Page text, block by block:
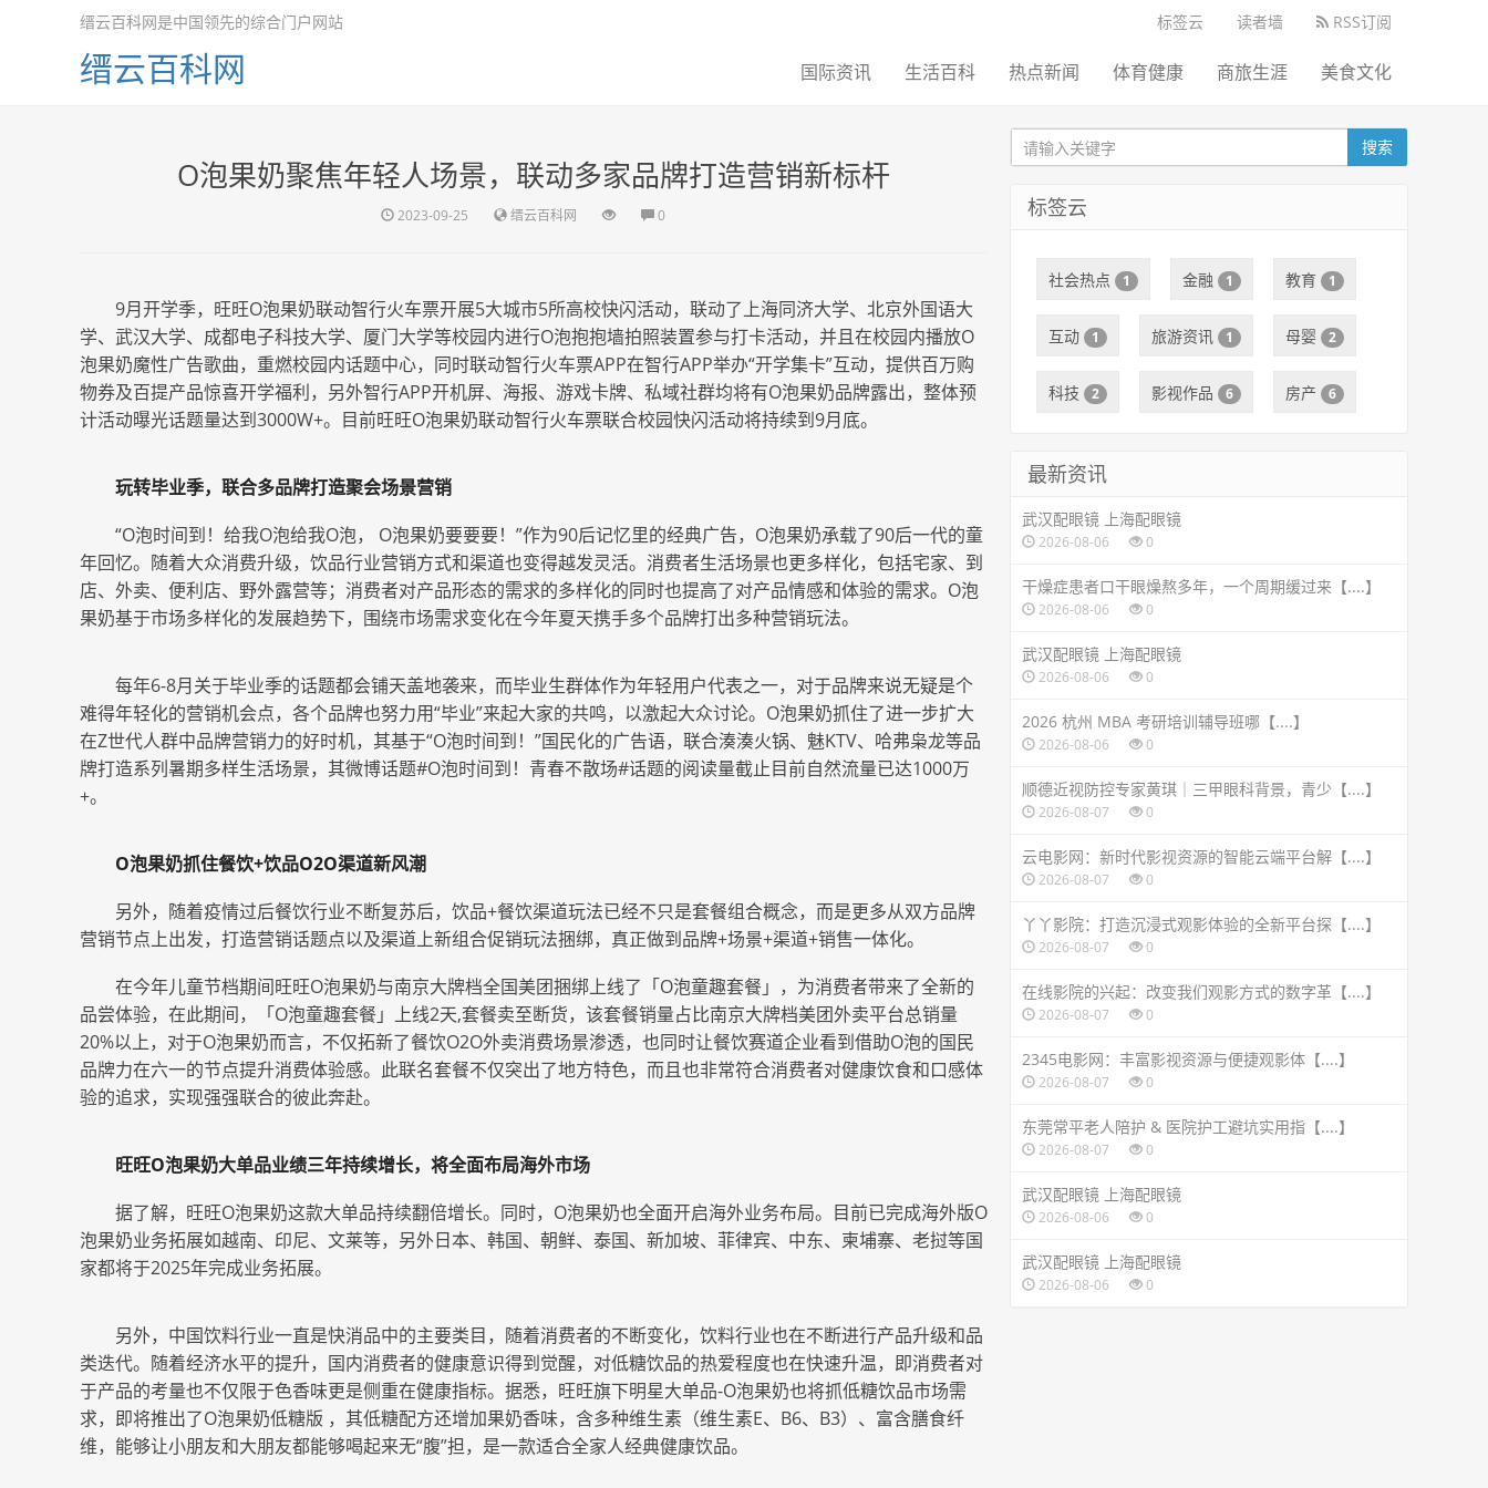
标签云 读者墙 RSS订阅
缙云百科网是中国领先的综合门户网站
缙云百科网 国际资讯 生活百科 热点新闻 体育健康 商旅生涯 美食文化
O泡果奶聚焦年轻人场景，联动多家品牌打造营销新标杆
2023-09-25 缙云百科网 0
9月开学季，旺旺O泡果奶联动智行火车票开展5大城市5所高校快闪活动，联动了上海同济大学、北京外国语大
学、武汉大学、成都电子科技大学、厦门大学等校园内进行O泡抱抱墙拍照装置参与打卡活动，并且在校园内播放O
泡果奶魔性广告歌曲，重燃校园内话题中心，同时联动智行火车票APP在智行APP举办“开学集卡”互动，提供百万购
物券及百提产品惊喜开学福利，另外智行APP开机屏、海报、游戏卡牌、私域社群均将有O泡果奶品牌露出，整体预
计活动曝光话题量达到3000W+。目前旺旺O泡果奶联动智行火车票联合校园快闪活动将持续到9月底。
玩转毕业季，联合多品牌打造聚会场景营销
“O泡时间到！给我O泡给我O泡， O泡果奶要要要！”作为90后记忆里的经典广告，O泡果奶承载了90后一代的童
年回忆。随着大众消费升级，饮品行业营销方式和渠道也变得越发灵活。消费者生活场景也更多样化，包括宅家、到
店、外卖、便利店、野外露营等；消费者对产品形态的需求的多样化的同时也提高了对产品情感和体验的需求。O泡
果奶基于市场多样化的发展趋势下，围绕市场需求变化在今年夏天携手多个品牌打出多种营销玩法。
每年6-8月关于毕业季的话题都会铺天盖地袭来，而毕业生群体作为年轻用户代表之一，对于品牌来说无疑是个
难得年轻化的营销机会点，各个品牌也努力用“毕业”来起大家的共鸣，以激起大众讨论。O泡果奶抓住了进一步扩大
在Z世代人群中品牌营销力的好时机，其基于“O泡时间到！”国民化的广告语，联合湊湊火锅、魅KTV、哈弗枭龙等品
牌打造系列暑期多样生活场景，其微博话题#O泡时间到！青春不散场#话题的阅读量截止目前自然流量已达1000万
+。
O泡果奶抓住餐饮+饮品O2O渠道新风潮
另外，随着疫情过后餐饮行业不断复苏后，饮品+餐饮渠道玩法已经不只是套餐组合概念，而是更多从双方品牌
营销节点上出发，打造营销话题点以及渠道上新组合促销玩法捆绑，真正做到品牌+场景+渠道+销售一体化。
在今年儿童节档期间旺旺O泡果奶与南京大牌档全国美团捆绑上线了「O泡童趣套餐」，为消费者带来了全新的
品尝体验，在此期间，「O泡童趣套餐」上线2天,套餐卖至断货，该套餐销量占比南京大牌档美团外卖平台总销量
20%以上，对于O泡果奶而言，不仅拓新了餐饮O2O外卖消费场景渗透，也同时让餐饮赛道企业看到借助O泡的国民
品牌力在六一的节点提升消费体验感。此联名套餐不仅突出了地方特色，而且也非常符合消费者对健康饮食和口感体
验的追求，实现强强联合的彼此奔赴。
旺旺O泡果奶大单品业绩三年持续增长，将全面布局海外市场
据了解，旺旺O泡果奶这款大单品持续翻倍增长。同时，O泡果奶也全面开启海外业务布局。目前已完成海外版O
泡果奶业务拓展如越南、印尼、文莱等，另外日本、韩国、朝鲜、泰国、新加坡、菲律宾、中东、柬埔寨、老挝等国
家都将于2025年完成业务拓展。
另外，中国饮料行业一直是快消品中的主要类目，随着消费者的不断变化，饮料行业也在不断进行产品升级和品
类迭代。随着经济水平的提升，国内消费者的健康意识得到觉醒，对低糖饮品的热爱程度也在快速升温，即消费者对
于产品的考量也不仅限于色香味更是侧重在健康指标。据悉，旺旺旗下明星大单品-O泡果奶也将抓低糖饮品市场需
求，即将推出了O泡果奶低糖版 ，其低糖配方还增加果奶香味，含多种维生素（维生素E、B6、B3）、富含膳食纤
维，能够让小朋友和大朋友都能够喝起来无“腹”担，是一款适合全家人经典健康饮品。
搜索
标签云
社会热点 1 金融 1 教育 1
互动 1 旅游资讯 1 母婴 2
科技 2 影视作品 6 房产 6
最新资讯
武汉配眼镜 上海配眼镜
2026-08-06 0
干燥症患者口干眼燥熬多年，一个周期缓过来【....】
2026-08-06 0
武汉配眼镜 上海配眼镜
2026-08-06 0
2026 杭州 MBA 考研培训辅导班哪【....】
2026-08-06 0
顺德近视防控专家黄琪｜三甲眼科背景，青少【....】
2026-08-07 0
云电影网：新时代影视资源的智能云端平台解【....】
2026-08-07 0
丫丫影院：打造沉浸式观影体验的全新平台探【....】
2026-08-07 0
在线影院的兴起：改变我们观影方式的数字革【....】
2026-08-07 0
2345电影网：丰富影视资源与便捷观影体【....】
2026-08-07 0
东莞常平老人陪护 & 医院护工避坑实用指【....】
2026-08-07 0
武汉配眼镜 上海配眼镜
2026-08-06 0
武汉配眼镜 上海配眼镜
2026-08-06 0